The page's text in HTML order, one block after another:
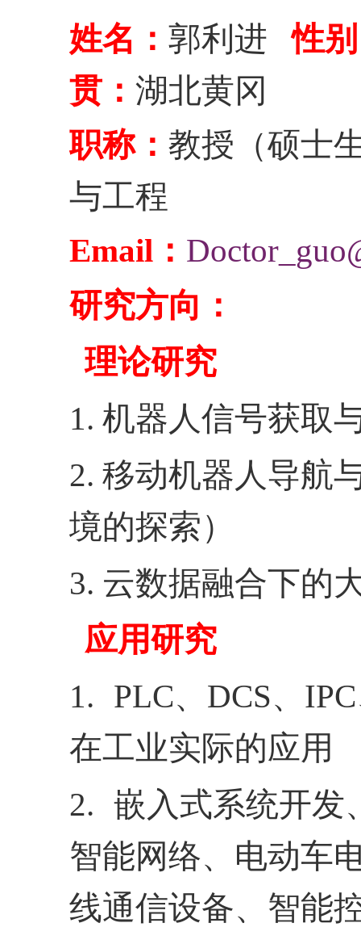
姓名： 郭利进
性
贯： 湖北黄冈
职称： 教授（硕士
与工程
Email：
研究方向：
理论研究
1. 机器人信号获取
2. 移动机器人导航
境的探索）
3. 云数据融合下的
应用研究
1. PLC、 DCS、 IPC
在工业实际的应用
2. 嵌入式系统开发
智能网络、电动车
线通信设备、智能